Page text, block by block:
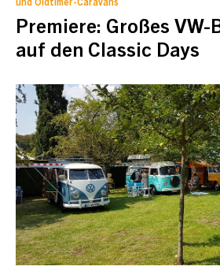
und Oldtimer-Caravans
Premiere: Großes VW-
auf den Classic Days